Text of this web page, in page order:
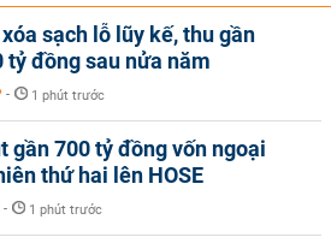
sạch lỗ lũy kế, thu gần
tỷ đồng sau nửa năm
- 1 phút trước
gần 700 tỷ đồng vốn ngoại
thứ hai lên HOSE
- 1 phút trước